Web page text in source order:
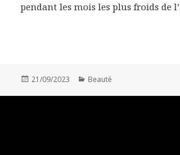
pendant les mois les plus froids de
Publié
21/09/2023 Catégories
Beauté